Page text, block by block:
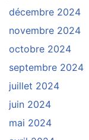
décembre 2024
novembre 2024
octobre 2024
septembre 2024
juillet 2024
juin 2024
mai 2024